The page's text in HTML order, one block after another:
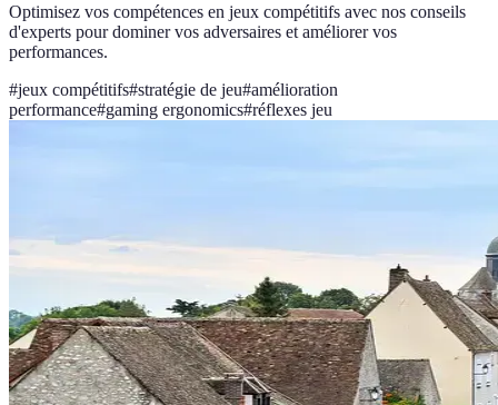
Optimisez vos compétences en jeux compétitifs avec nos conseils
d'experts pour dominer vos adversaires et améliorer vos
performances.
#jeux compétitifs#stratégie de jeu#amélioration
performance#gaming ergonomics#réflexes jeu